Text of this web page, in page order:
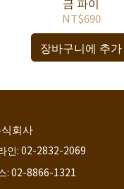
NT$690
장바구니에 추가
회사
인: 02-2832-2069
: 02-8866-1321